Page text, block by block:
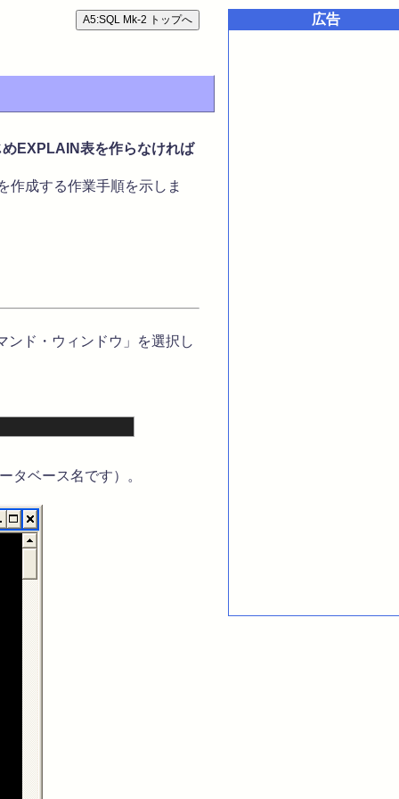
EXPLAIN表を作らなければ
成する作業手順を示しま
ド・ウィンドウ」を選択し
ベース名です）。
広告